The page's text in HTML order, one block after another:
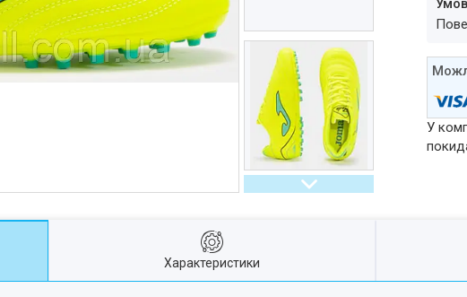
У
Характеристики